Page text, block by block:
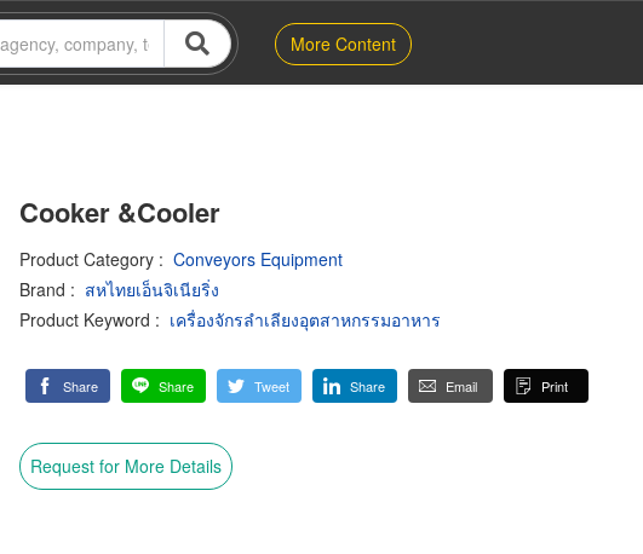
More Content
Cooker &Cooler
Product Category : Conveyors Equipment
Brand : สหไทยเอ็นจิเนียริ่ง
Product Keyword : เครื่องจักรลำเลียงอุตสาหกรรมอาหาร
Share Share Tweet Share Email Print
Request for More Details